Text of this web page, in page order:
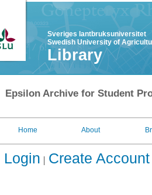
Sveriges lantbruksuniversitet
Swedish University of
Library
Epsilon Archive for Student
Home About
Login Create Account